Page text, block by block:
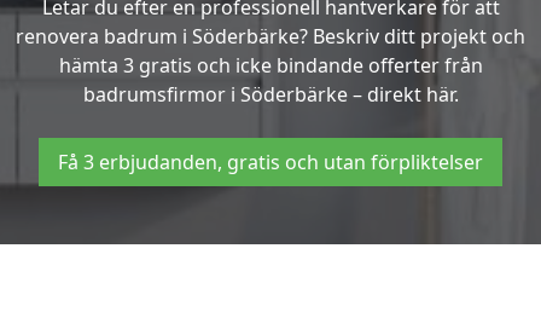
Letar du efter en professionell hantverkare för att
renovera badrum i Söderbärke? Beskriv ditt projekt och
hämta 3 gratis och icke bindande offerter från
badrumsfirmor i Söderbärke – direkt här.
Få 3 erbjudanden, gratis och utan förpliktelser